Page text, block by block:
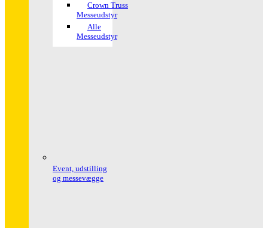
Crown Truss
Messeudstyr
Alle
Messeudstyr
Event, udstilling
og messevægge